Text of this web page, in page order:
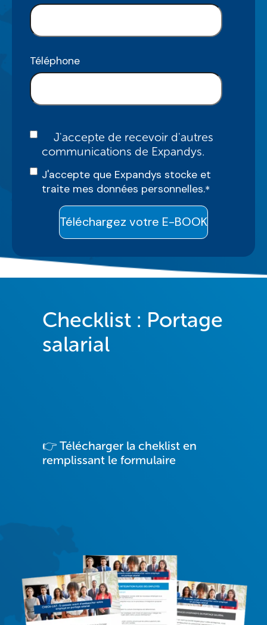
Téléphone
J'accepte de recevoir d'autres
communications de Expandys.
J'accepte que Expandys stocke et
traite mes données personnelles.*
Checklist : Portage
salarial
👉 Télécharger la cheklist en
remplissant le formulaire